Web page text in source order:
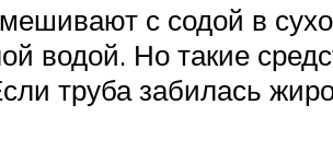
с содой в
водой. Но такие
труба забилась